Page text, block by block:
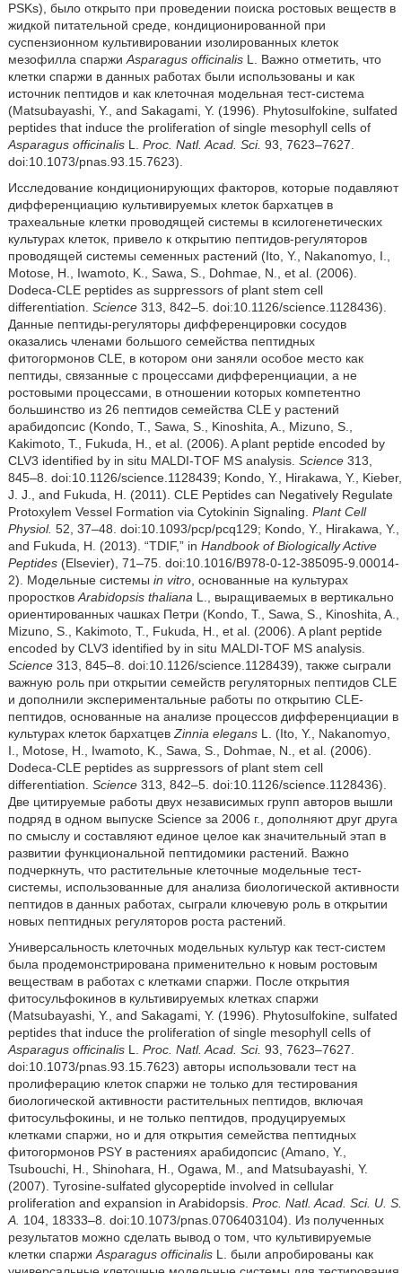
PSKs), было открыто при проведении поиска ростовых веществ в
жидкой питательной среде, кондиционированной при
суспензионном культивировании изолированных клеток
мезофилла спаржи Asparagus officinalis L. Важно отметить, что
клетки спаржи в данных работах были использованы и как
источник пептидов и как клеточная модельная тест-система
(Matsubayashi, Y., and Sakagami, Y. (1996). Phytosulfokine, sulfated
peptides that induce the proliferation of single mesophyll cells of
Asparagus officinalis L. Proc. Natl. Acad. Sci. 93, 7623–7627.
doi:10.1073/pnas.93.15.7623).
Исследование кондиционирующих факторов, которые подавляют
дифференциацию культивируемых клеток бархатцев в
трахеальные клетки проводящей системы в ксилогенетических
культурах клеток, привело к открытию пептидов-регуляторов
проводящей системы семенных растений (Ito, Y., Nakanomyo, I.,
Motose, H., Iwamoto, K., Sawa, S., Dohmae, N., et al. (2006).
Dodeca-CLE peptides as suppressors of plant stem cell
differentiation. Science 313, 842–5. doi:10.1126/science.1128436).
Данные пептиды-регуляторы дифференцировки сосудов
оказались членами большого семейства пептидных
фитогормонов CLE, в котором они заняли особое место как
пептиды, связанные с процессами дифференциации, а не
ростовыми процессами, в отношении которых компетентно
большинство из 26 пептидов семейства CLE у растений
арабидопсис (Kondo, T., Sawa, S., Kinoshita, A., Mizuno, S.,
Kakimoto, T., Fukuda, H., et al. (2006). A plant peptide encoded by
CLV3 identified by in situ MALDI-TOF MS analysis. Science 313,
845–8. doi:10.1126/science.1128439; Kondo, Y., Hirakawa, Y., Kieber,
J. J., and Fukuda, H. (2011). CLE Peptides can Negatively Regulate
Protoxylem Vessel Formation via Cytokinin Signaling. Plant Cell
Physiol. 52, 37–48. doi:10.1093/pcp/pcq129; Kondo, Y., Hirakawa, Y.,
and Fukuda, H. (2013). “TDIF,” in Handbook of Biologically Active
Peptides (Elsevier), 71–75. doi:10.1016/B978-0-12-385095-9.00014-
2). Модельные системы in vitro, основанные на культурах
проростков Arabidopsis thaliana L., выращиваемых в вертикально
ориентированных чашках Петри (Kondo, T., Sawa, S., Kinoshita, A.,
Mizuno, S., Kakimoto, T., Fukuda, H., et al. (2006). A plant peptide
encoded by CLV3 identified by in situ MALDI-TOF MS analysis.
Science 313, 845–8. doi:10.1126/science.1128439), также сыграли
важную роль при открытии семейств регуляторных пептидов CLE
и дополнили экспериментальные работы по открытию CLE-
пептидов, основанные на анализе процессов дифференциации в
культурах клеток бархатцев Zinnia elegans L. (Ito, Y., Nakanomyo,
I., Motose, H., Iwamoto, K., Sawa, S., Dohmae, N., et al. (2006).
Dodeca-CLE peptides as suppressors of plant stem cell
differentiation. Science 313, 842–5. doi:10.1126/science.1128436).
Две цитируемые работы двух независимых групп авторов вышли
подряд в одном выпуске Science за 2006 г., дополняют друг друга
по смыслу и составляют единое целое как значительный этап в
развитии функциональной пептидомики растений. Важно
подчеркнуть, что растительные клеточные модельные тест-
системы, использованные для анализа биологической активности
пептидов в данных работах, сыграли ключевую роль в открытии
новых пептидных регуляторов роста растений.
Универсальность клеточных модельных культур как тест-систем
была продемонстрирована применительно к новым ростовым
веществам в работах с клетками спаржи. После открытия
фитосульфокинов в культивируемых клетках спаржи
(Matsubayashi, Y., and Sakagami, Y. (1996). Phytosulfokine, sulfated
peptides that induce the proliferation of single mesophyll cells of
Asparagus officinalis L. Proc. Natl. Acad. Sci. 93, 7623–7627.
doi:10.1073/pnas.93.15.7623) авторы использовали тест на
пролиферацию клеток спаржи не только для тестирования
биологической активности растительных пептидов, включая
фитосульфокины, и не только пептидов, продуцируемых
клетками спаржи, но и для открытия семейства пептидных
фитогормонов PSY в растениях арабидопсис (Amano, Y.,
Tsubouchi, H., Shinohara, H., Ogawa, M., and Matsubayashi, Y.
(2007). Tyrosine-sulfated glycopeptide involved in cellular
proliferation and expansion in Arabidopsis. Proc. Natl. Acad. Sci. U. S.
A. 104, 18333–8. doi:10.1073/pnas.0706403104). Из полученных
результатов можно сделать вывод о том, что культивируемые
клетки спаржи Asparagus officinalis L. были апробированы как